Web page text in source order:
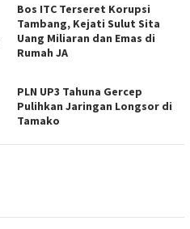
Bos ITC Terseret Korupsi
Tambang, Kejati Sulut Sita
Uang Miliaran dan Emas di
Rumah JA
PLN UP3 Tahuna Gercep
Pulihkan Jaringan Longsor di
Tamako